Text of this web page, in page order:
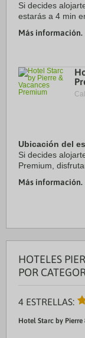
Si decides
estarás a 4 min
encuentra a 7,4
Más información.
Ubicación del
Si decides
Premium,
Caldea y Centro
Más información.
HOTELES
POR
4 ESTRELLAS:
Hotel Starc by Pierre